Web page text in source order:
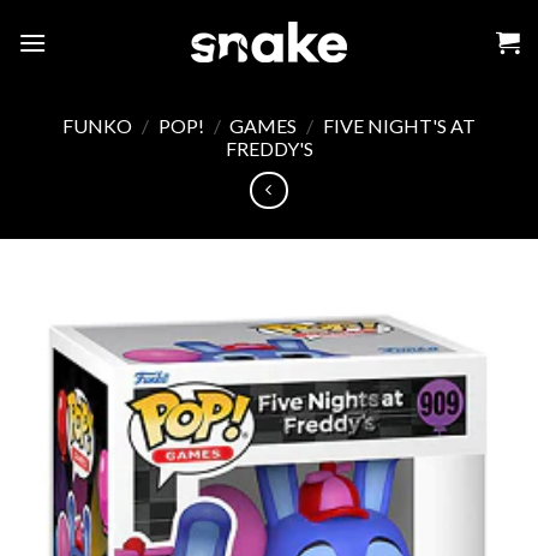
FUNKO / POP! / GAMES / FIVE NIGHT'S AT
FREDDY'S